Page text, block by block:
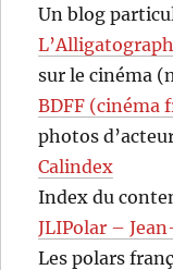
Un blog
sur le cinéma
BDFF (cinéma
photos
Calindex
Index du
JLIPolar –
Les polars